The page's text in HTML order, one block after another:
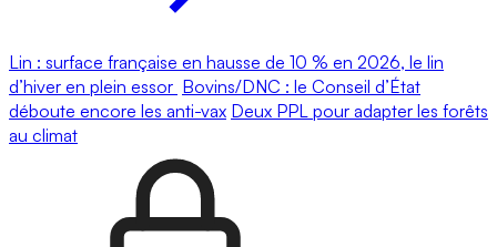
Lin : surface française en hausse de 10 % en 2026, le lin
d’hiver en plein essor Bovins/DNC : le Conseil d’État
déboute encore les anti-vax Deux PPL pour adapter les forêts
au climat